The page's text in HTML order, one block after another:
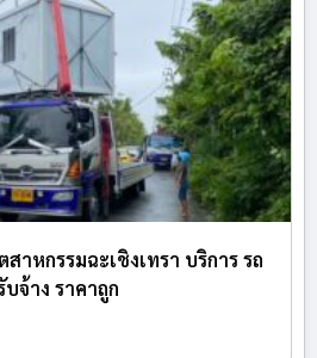
าหกรรมฉะเชิงเทรา บริการ รถ
บจ้าง ราคาถูก